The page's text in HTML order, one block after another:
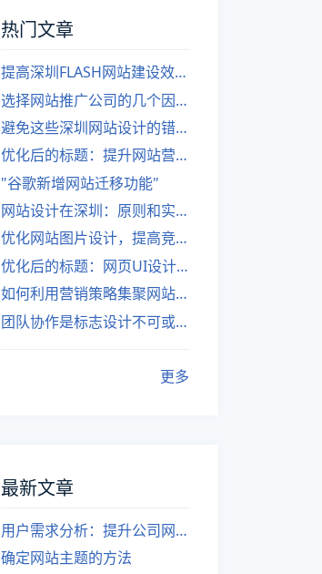
热门文章
提高深圳FLASH网站建设效率的建议
选择网站推广公司的几个因素
避免这些深圳网站设计的错误
优化后的标题：提升网站营销绩效的策略
"谷歌新增网站迁移功能"
网站设计在深圳：原则和实践
优化网站图片设计，提高竞争力
优化后的标题：网页UI设计与APP UI设计应用软件
如何利用营销策略集聚网站流量
团队协作是标志设计不可或缺的一部分
更多
最新文章
用户需求分析：提升公司网站建设效果
确定网站主题的方法